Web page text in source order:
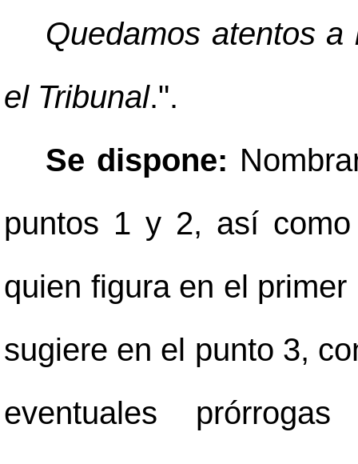
Quedamos atentos
el Tribunal.".
Se dispone:
puntos 1 y 2, así
quien figura en el
sugiere en el punto 3,
eventuales